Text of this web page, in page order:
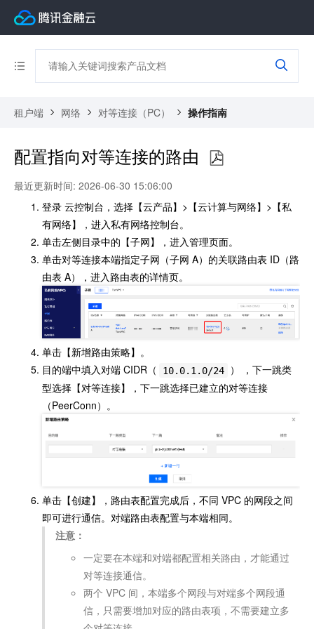
租户端 网络 对等连接（PC） 操作指南
配置指向对等连接的路由
最近更新时间: 2026-06-30 15:06:00
登录 云控制台，选择【云产品】>【云计算与网络】>【私
有网络】，进入私有网络控制台。
单击左侧目录中的【子网】，进入管理页面。
单击对等连接本端指定子网（子网 A）的关联路由表 ID（路
由表 A），进入路由表的详情页。
单击【新增路由策略】。
目的端中填入对端 CIDR（
10.0.1.0/24
） ，下一跳类
型选择【对等连接】，下一跳选择已建立的对等连接
（PeerConn）。
单击【创建】，路由表配置完成后，不同 VPC 的网段之间
即可进行通信。对端路由表配置与本端相同。
注意：
一定要在本端和对端都配置相关路由，才能通过
对等连接通信。
两个 VPC 间，本端多个网段与对端多个网段通
信，只需要增加对应的路由表项，不需要建立多